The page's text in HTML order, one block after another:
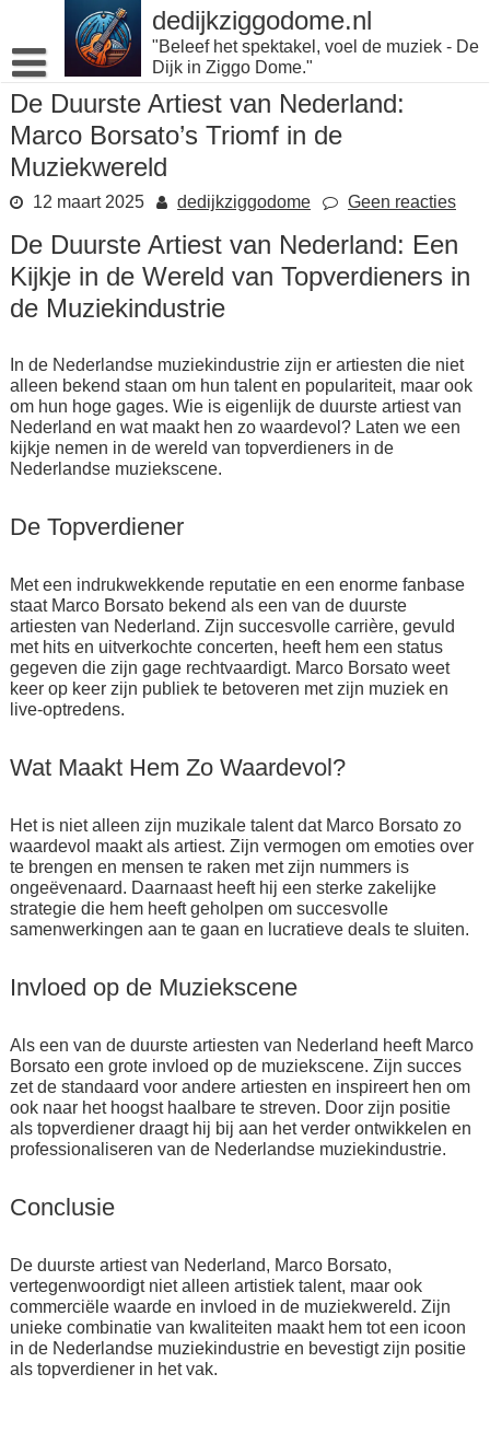
inhoud
gaan
dedijkziggodome.nl
"Beleef het spektakel, voel de muziek - De
Dijk in Ziggo Dome."
De Duurste Artiest van Nederland:
Marco Borsato’s Triomf in de
Muziekwereld
12 maart 2025 dedijkziggodome Geen reacties
De Duurste Artiest van Nederland: Een
Kijkje in de Wereld van Topverdieners in
de Muziekindustrie
In de Nederlandse muziekindustrie zijn er artiesten die niet
alleen bekend staan om hun talent en populariteit, maar ook
om hun hoge gages. Wie is eigenlijk de duurste artiest van
Nederland en wat maakt hen zo waardevol? Laten we een
kijkje nemen in de wereld van topverdieners in de
Nederlandse muziekscene.
De Topverdiener
Met een indrukwekkende reputatie en een enorme fanbase
staat Marco Borsato bekend als een van de duurste
artiesten van Nederland. Zijn succesvolle carrière, gevuld
met hits en uitverkochte concerten, heeft hem een status
gegeven die zijn gage rechtvaardigt. Marco Borsato weet
keer op keer zijn publiek te betoveren met zijn muziek en
live-optredens.
Wat Maakt Hem Zo Waardevol?
Het is niet alleen zijn muzikale talent dat Marco Borsato zo
waardevol maakt als artiest. Zijn vermogen om emoties over
te brengen en mensen te raken met zijn nummers is
ongeëvenaard. Daarnaast heeft hij een sterke zakelijke
strategie die hem heeft geholpen om succesvolle
samenwerkingen aan te gaan en lucratieve deals te sluiten.
Invloed op de Muziekscene
Als een van de duurste artiesten van Nederland heeft Marco
Borsato een grote invloed op de muziekscene. Zijn succes
zet de standaard voor andere artiesten en inspireert hen om
ook naar het hoogst haalbare te streven. Door zijn positie
als topverdiener draagt hij bij aan het verder ontwikkelen en
professionaliseren van de Nederlandse muziekindustrie.
Conclusie
De duurste artiest van Nederland, Marco Borsato,
vertegenwoordigt niet alleen artistiek talent, maar ook
commerciële waarde en invloed in de muziekwereld. Zijn
unieke combinatie van kwaliteiten maakt hem tot een icoon
in de Nederlandse muziekindustrie en bevestigt zijn positie
als topverdiener in het vak.